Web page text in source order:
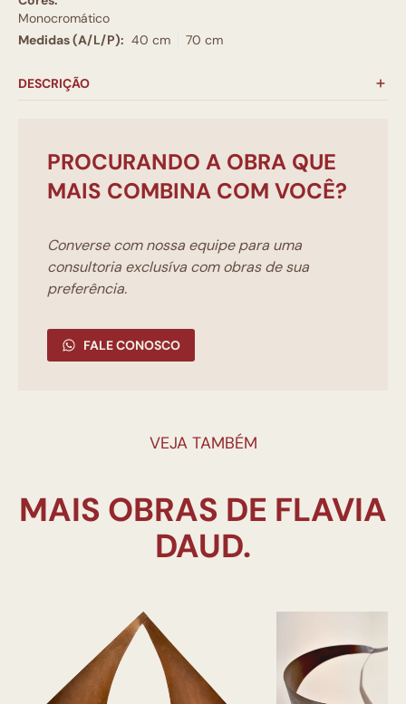
Monocromático
Medidas (A/L/P): 40 cm 70 cm
DESCRIÇÃO
PROCURANDO A OBRA QUE
MAIS COMBINA COM VOCÊ?
Converse com nossa equipe para uma
consultoria exclusíva com obras de sua
preferência.
FALE CONOSCO
VEJA TAMBÉM
MAIS OBRAS DE FLAVIA